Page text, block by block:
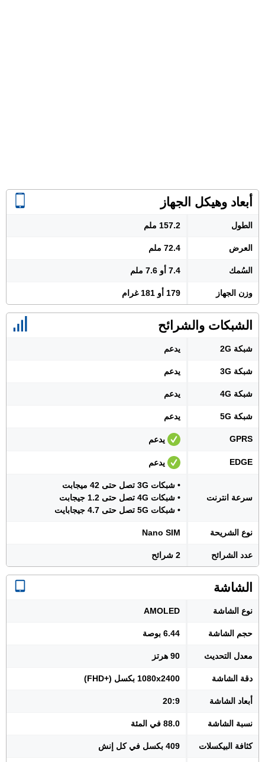
أبعاد وهيكل الجهاز
الطول 157.2 ملم
العرض 72.4 ملم
السُمك 7.4 أو 7.6 ملم
وزن الجهاز 179 أو 181 غرام
الشبكات والشرائح
شبكة 2G يدعم
شبكة 3G يدعم
شبكة 4G يدعم
شبكة 5G يدعم
GPRS يدعم
EDGE يدعم
سرعة انترنت
• شبكات 3G تصل حتى 42 ميجابت
• شبكات 4G تصل حتى 1.2 جيجابت
• شبكات 5G تصل حتى 4.7 جيجابايت
نوع الشريحة Nano SIM
عدد الشرائح 2 شرائح
الشاشة
نوع الشاشة AMOLED
حجم الشاشة 6.44 بوصة
معدل التحديث 90 هرتز
دقة الشاشة 1080x2400 بكسل (+FHD)
أبعاد الشاشة 20:9
نسبة الشاشة 88.0 في المئة
كثافة البيكسلات 409 بكسل في كل إنش